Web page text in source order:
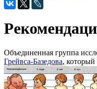
Объединенная группа
Грейвса-Базедова, который